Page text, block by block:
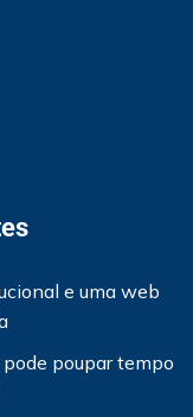
e uma web
poupar tempo